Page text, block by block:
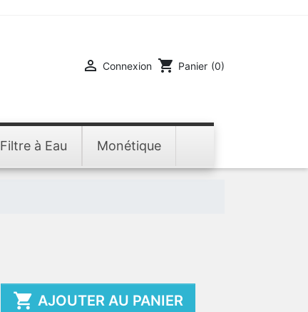
 Connexion shopping_cart Panier (0)
Filtre à Eau Monétique
 AJOUTER AU PANIER